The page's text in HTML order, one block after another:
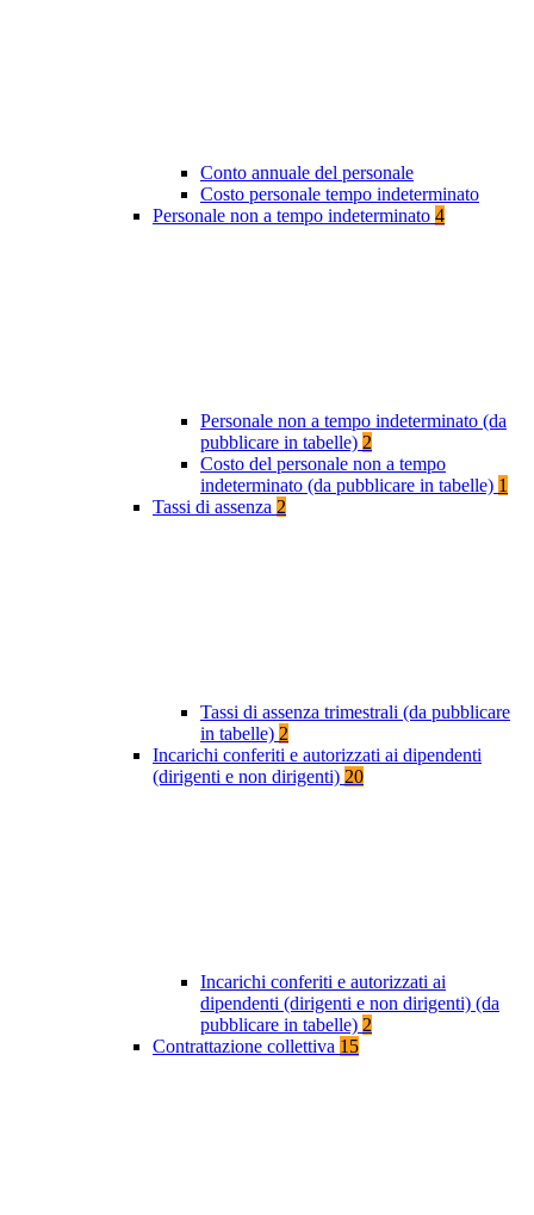
Conto annuale del personale
Costo personale tempo indeterminato
Personale non a tempo indeterminato 4
Personale non a tempo indeterminato (da
pubblicare in tabelle) 2
Costo del personale non a tempo
indeterminato (da pubblicare in tabelle) 1
Tassi di assenza 2
Tassi di assenza trimestrali (da pubblicare
in tabelle) 2
Incarichi conferiti e autorizzati ai dipendenti
(dirigenti e non dirigenti) 20
Incarichi conferiti e autorizzati ai
dipendenti (dirigenti e non dirigenti) (da
pubblicare in tabelle) 2
Contrattazione collettiva 15